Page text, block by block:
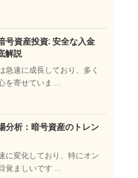
号資産投資: 安全な入金
解説
急速に成長しており、多く
を寄せていま ...
分析：暗号資産のトレン
に変化しており、特にオン
覚ましいです ...